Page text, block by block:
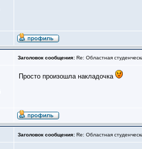
Заголовок сообщения: Re: Областная
Просто произошла накладочка
Заголовок сообщения: Re: Областная